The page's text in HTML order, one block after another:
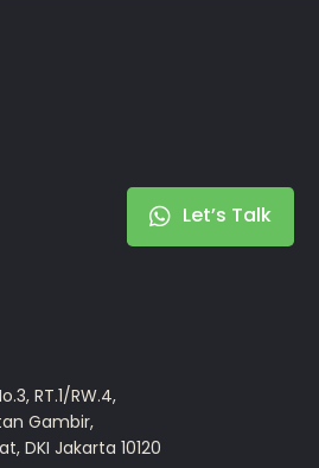
Let’s Talk
RT.1/RW.4,
Gambir,
DKI Jakarta 10120